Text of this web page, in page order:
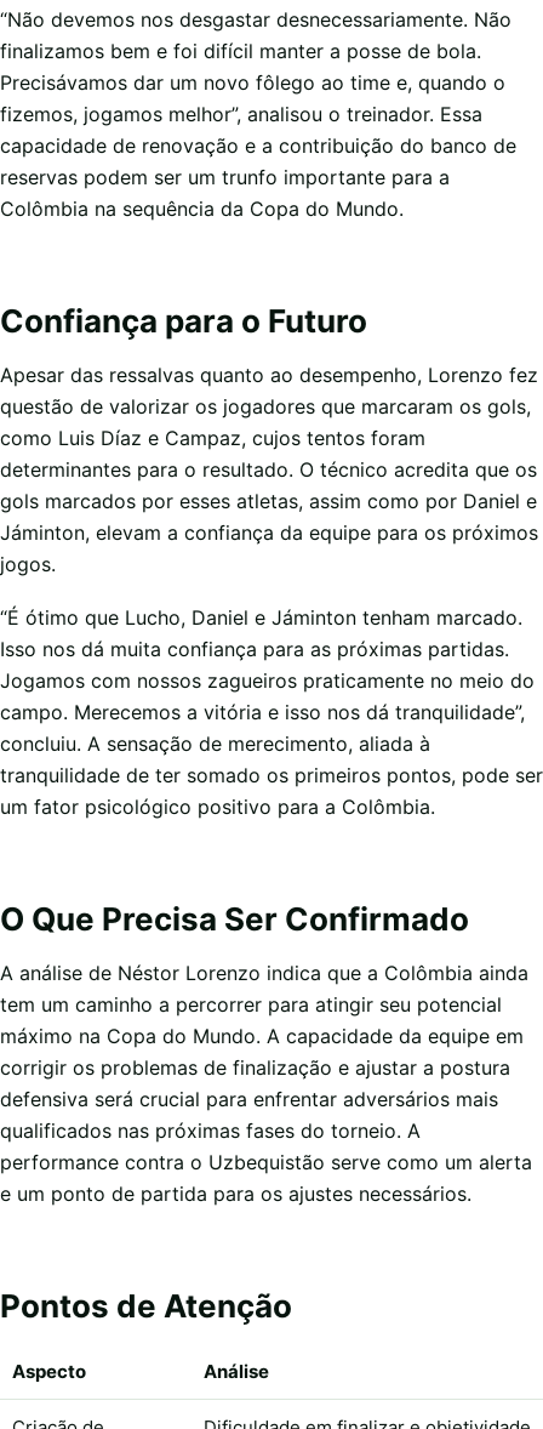
“Não devemos nos desgastar desnecessariamente. Não
finalizamos bem e foi difícil manter a posse de bola.
Precisávamos dar um novo fôlego ao time e, quando o
fizemos, jogamos melhor”, analisou o treinador. Essa
capacidade de renovação e a contribuição do banco de
reservas podem ser um trunfo importante para a
Colômbia na sequência da Copa do Mundo.
Confiança para o Futuro
Apesar das ressalvas quanto ao desempenho, Lorenzo fez
questão de valorizar os jogadores que marcaram os gols,
como Luis Díaz e Campaz, cujos tentos foram
determinantes para o resultado. O técnico acredita que os
gols marcados por esses atletas, assim como por Daniel e
Jáminton, elevam a confiança da equipe para os próximos
jogos.
“É ótimo que Lucho, Daniel e Jáminton tenham marcado.
Isso nos dá muita confiança para as próximas partidas.
Jogamos com nossos zagueiros praticamente no meio do
campo. Merecemos a vitória e isso nos dá tranquilidade”,
concluiu. A sensação de merecimento, aliada à
tranquilidade de ter somado os primeiros pontos, pode ser
um fator psicológico positivo para a Colômbia.
O Que Precisa Ser Confirmado
A análise de Néstor Lorenzo indica que a Colômbia ainda
tem um caminho a percorrer para atingir seu potencial
máximo na Copa do Mundo. A capacidade da equipe em
corrigir os problemas de finalização e ajustar a postura
defensiva será crucial para enfrentar adversários mais
qualificados nas próximas fases do torneio. A
performance contra o Uzbequistão serve como um alerta
e um ponto de partida para os ajustes necessários.
Pontos de Atenção
Aspecto Análise